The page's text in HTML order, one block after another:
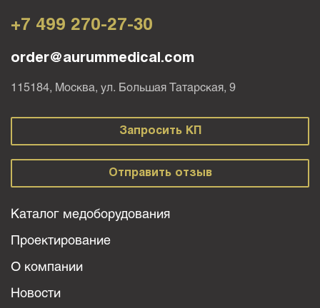
Каталог медоборудования
Проектирование
О компании
Новости
+7 499 270-27-30
order@aurummedical.com
115184, Москва, ул. Большая Татарская, 9
Запросить КП
Отправить отзыв